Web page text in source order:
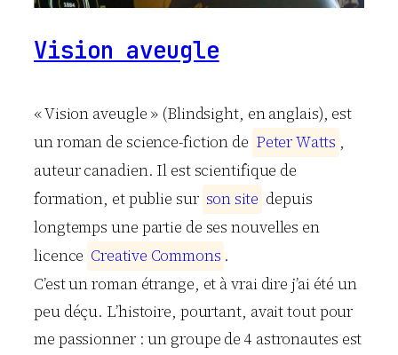
Vision aveugle
« Vision aveugle » (Blindsight, en anglais), est
un roman de science-fiction de PeterWatts ,
auteur canadien. Il est scientifique de
formation, et publie sur son site depuis
longtemps une partie de ses nouvelles en
licence Creative Commons .
C’est un roman étrange, et à vrai dire j’ai été un
peu déçu. L’histoire, pourtant, avait tout pour
me passionner : un groupe de 4 astronautes est